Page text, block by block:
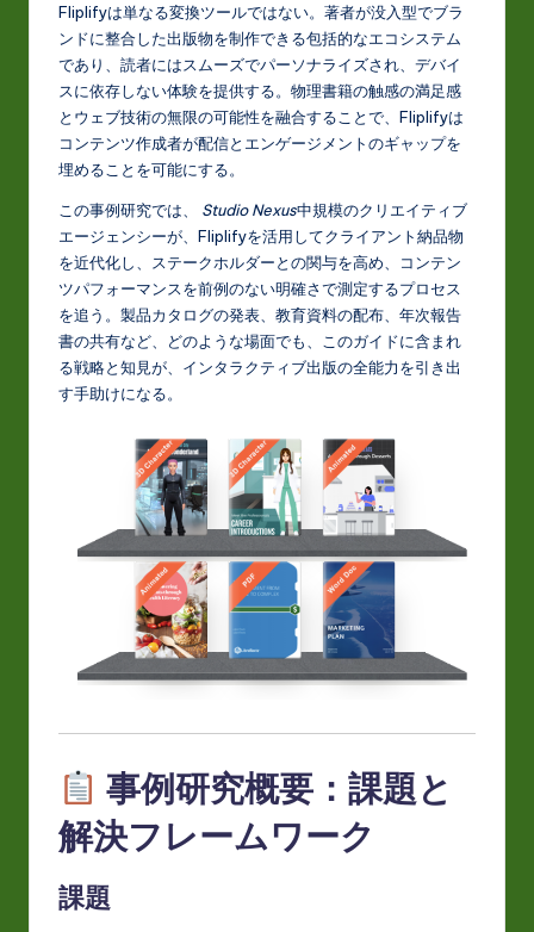
ft
w
In
Fliplifyは単なる変換ツールではない。著者が没入型でブラ
ンドに整合した出版物を制作できる包括的なエコシステム
であり、読者にはスムーズでパーソナライズされ、デバイ
スに依存しない体験を提供する。物理書籍の触感の満足感
とウェブ技術の無限の可能性を融合することで、Fliplifyは
コンテンツ作成者が配信とエンゲージメントのギャップを
埋めることを可能にする。
この事例研究では、 Studio Nexus中規模のクリエイティブ
エージェンシーが、Fliplifyを活用してクライアント納品物
を近代化し、ステークホルダーとの関与を高め、コンテン
ツパフォーマンスを前例のない明確さで測定するプロセス
を追う。製品カタログの発表、教育資料の配布、年次報告
書の共有など、どのような場面でも、このガイドに含まれ
る戦略と知見が、インタラクティブ出版の全能力を引き出
す手助けになる。
事例研究概要：課題と
解決フレームワーク
課題